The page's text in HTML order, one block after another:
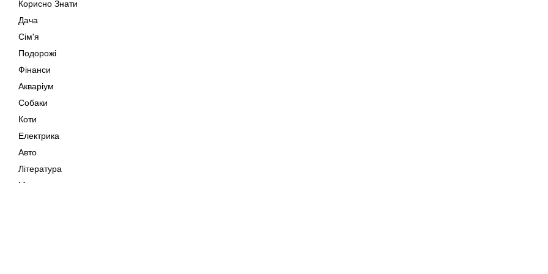
Корисно Знати
Дача
Сім'я
Подорожі
Фінанси
Акваріум
Собаки
Коти
Електрика
Авто
Література
Музика